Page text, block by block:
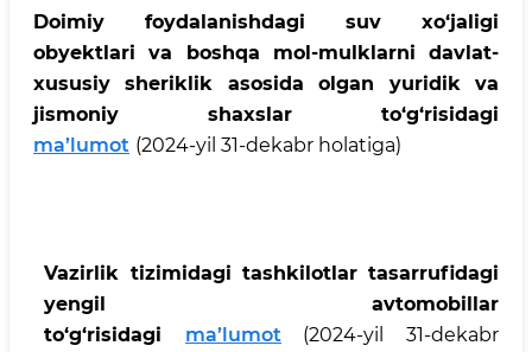
Doimiy foydalanishdagi suv xo‘jaligi
obyektlari va boshqa mol-mulklarni davlat-
xususiy sheriklik asosida olgan yuridik va
jismoniy shaxslar to‘g‘risidagi
ma’lumot (2024-yil 31-dekabr holatiga)
Vazirlik tizimidagi tashkilotlar tasarrufidagi
yengil avtomobillar
to‘g‘risidagi ma’lumot(2024-yil 31-dekabr